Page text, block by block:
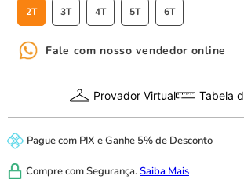
2T 3T 4T 5T 6T
Fale com nosso vendedor online
Provador Virtual Tabela
Pague com PIX eGanhe 5% de Desconto
Compre comSegurança.Saiba Mais